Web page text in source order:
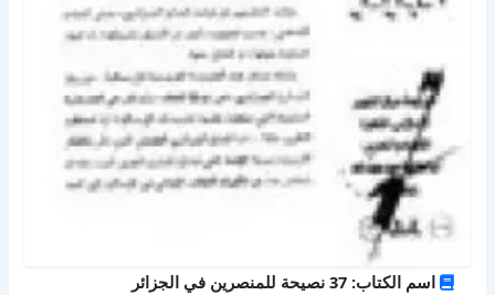
اسم الكتاب: 37 نصيحة للمنصرين في الجزائر